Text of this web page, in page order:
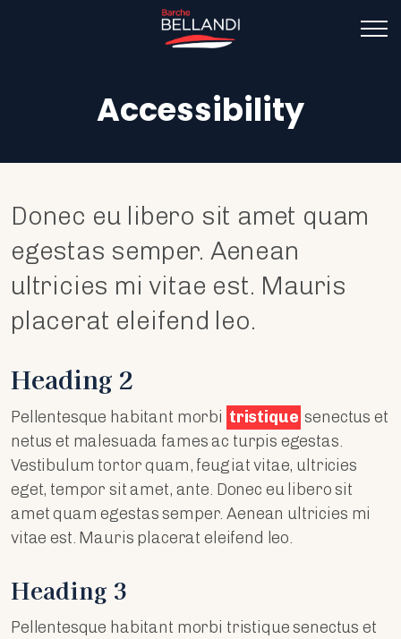
Accessibility
Donec eu libero sit amet quam
egestas semper. Aenean
ultricies mi vitae est. Mauris
placerat eleifend leo.
Heading 2
Pellentesque habitant morbi tristique senectus et
netus et malesuada fames ac turpis egestas.
Vestibulum tortor quam, feugiat vitae, ultricies
eget, tempor sit amet, ante. Donec eu libero sit
amet quam egestas semper. Aenean ultricies mi
vitae est. Mauris placerat eleifend leo.
Heading 3
Pellentesque habitant morbi tristique senectus et